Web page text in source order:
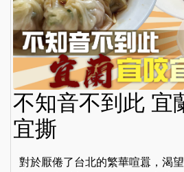
不知音不到此 宜
宜撕
對於厭倦了台北的繁華喧囂，渴